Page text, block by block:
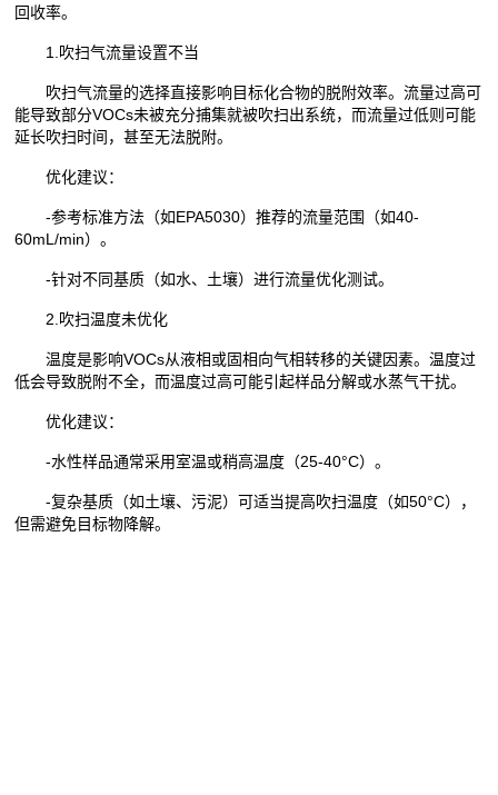
回收率。
1.吹扫气流量设置不当
吹扫气流量的选择直接影响目标化合物的脱附效率。流量过高可
能导致部分VOCs未被充分捕集就被吹扫出系统，而流量过低则可能
延长吹扫时间，甚至无法脱附。
优化建议：
-参考标准方法（如EPA5030）推荐的流量范围（如40-
60mL/min）。
-针对不同基质（如水、土壤）进行流量优化测试。
2.吹扫温度未优化
温度是影响VOCs从液相或固相向气相转移的关键因素。温度过
低会导致脱附不全，而温度过高可能引起样品分解或水蒸气干扰。
优化建议：
-水性样品通常采用室温或稍高温度（25-40°C）。
-复杂基质（如土壤、污泥）可适当提高吹扫温度（如50°C），
但需避免目标物降解。